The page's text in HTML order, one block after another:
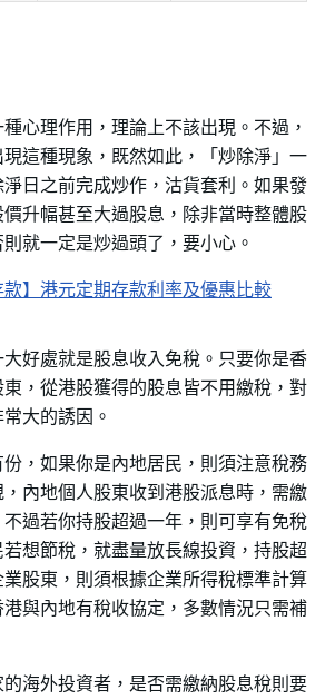
種心理作用，理論上不該出現。不過，
這種現象，既然如此，「炒除淨」一
日之前完成炒作，沽貨套利。如果發
升幅甚至大過股息，除非當時整體股
就一定是炒過頭了，要小心。
款】港元定期存款利率及優惠比較
好處就是股息收入免稅。只要你是香
，從港股獲得的股息皆不用繳稅，對
大的誘因。
，如果你是內地居民，則須注意稅務
內地個人股東收到港股派息時，需繳
過若你持股超過一年，則可享有免稅
想節稅，就盡量放長線投資，持股超
股東，則須根據企業所得稅標準計算
與內地有稅收協定，多數情況只需補
海外投資者，是否需繳納股息稅則要